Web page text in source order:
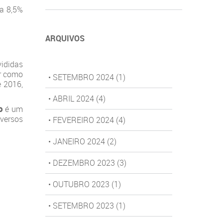
8,5%
como
2016,
é um
ARQUIVOS
• SETEMBRO 2024 (1)
• ABRIL 2024 (4)
• FEVEREIRO 2024 (4)
• JANEIRO 2024 (2)
• DEZEMBRO 2023 (3)
• OUTUBRO 2023 (1)
• SETEMBRO 2023 (1)